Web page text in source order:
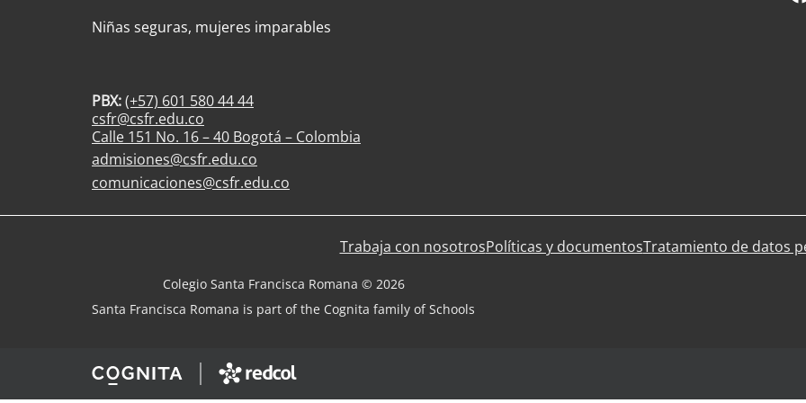
Niñas seguras, mujeres imparables
PBX:(+57) 601 580 44 44
csfr@csfr.edu.co
Calle 151 No. 16 – 40 Bogotá – Colombia
admisiones@csfr.edu.co
comunicaciones@csfr.edu.co
Trabaja con nosotrosPolíticas y documentosTratamiento de datos
Colegio Santa Francisca Romana © 2026
Santa Francisca Romana is part of the Cognita family of Schools